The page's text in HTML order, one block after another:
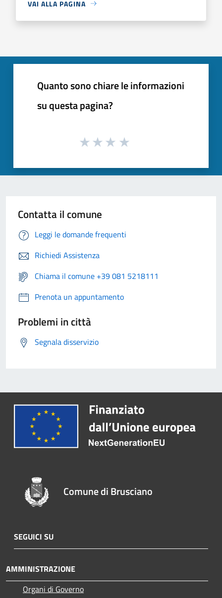
VAI ALLA PAGINA
Quanto sono chiare le informazioni
su questa pagina?
Contatta il comune
Leggi le domande frequenti
Richiedi Assistenza
Chiama il comune +39 081 5218111
Prenota un appuntamento
Problemi in città
Segnala disservizio
Comune di Brusciano
SEGUICI SU
AMMINISTRAZIONE
Organi di Governo